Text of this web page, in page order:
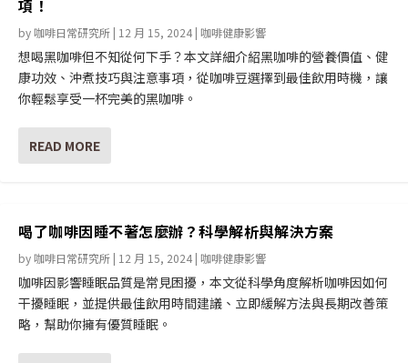
項！
by咖啡日常研究所 | 12 月 15, 2024 | 咖啡健康影響
想喝黑咖啡但不知從何下手？本文詳細介紹黑咖啡的營養價值、健
康功效、沖煮技巧與注意事項，從咖啡豆選擇到最佳飲用時機，讓
你輕鬆享受一杯完美的黑咖啡。
READ MORE
喝了咖啡因睡不著怎麼辦？科學解析與解決方案
by咖啡日常研究所 | 12 月 15, 2024 | 咖啡健康影響
咖啡因影響睡眠品質是常見困擾，本文從科學角度解析咖啡因如何
干擾睡眠，並提供最佳飲用時間建議、立即緩解方法與長期改善策
略，幫助你擁有優質睡眠。